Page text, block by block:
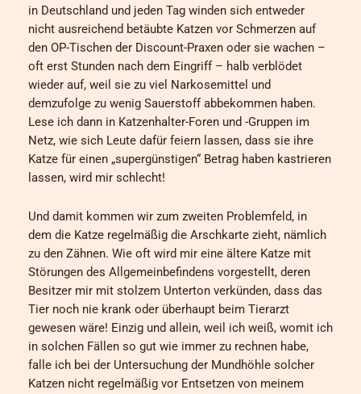
in Deutschland und jeden Tag winden sich entweder
nicht ausreichend betäubte Katzen vor Schmerzen auf
den OP-Tischen der Discount-Praxen oder sie wachen –
oft erst Stunden nach dem Eingriff – halb verblödet
wieder auf, weil sie zu viel Narkosemittel und
demzufolge zu wenig Sauerstoff abbekommen haben.
Lese ich dann in Katzenhalter-Foren und -Gruppen im
Netz, wie sich Leute dafür feiern lassen, dass sie ihre
Katze für einen „supergünstigen“ Betrag haben kastrieren
lassen, wird mir schlecht!
Und damit kommen wir zum zweiten Problemfeld, in
dem die Katze regelmäßig die Arschkarte zieht, nämlich
zu den Zähnen. Wie oft wird mir eine ältere Katze mit
Störungen des Allgemeinbefindens vorgestellt, deren
Besitzer mir mit stolzem Unterton verkünden, dass das
Tier noch nie krank oder überhaupt beim Tierarzt
gewesen wäre! Einzig und allein, weil ich weiß, womit ich
in solchen Fällen so gut wie immer zu rechnen habe,
falle ich bei der Untersuchung der Mundhöhle solcher
Katzen nicht regelmäßig vor Entsetzen von meinem